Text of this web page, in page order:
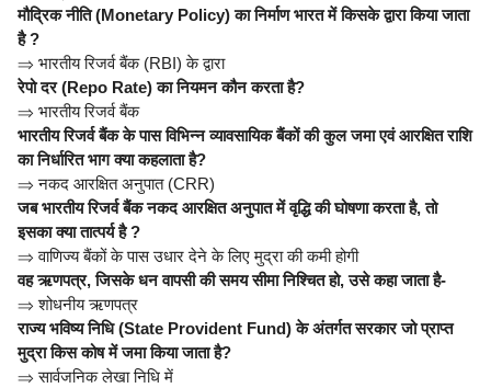
मौद्रिक नीति (Monetary Policy) का निर्माण भारत में किसके द्वारा किया जाता
है ?
⇒ भारतीय रिजर्व बैंक (RBI) के द्वारा
रेपो दर (Repo Rate) का नियमन कौन करता है?
⇒ भारतीय रिजर्व बैंक
भारतीय रिजर्व बैंक के पास विभिन्न व्यावसायिक बैंकों की कुल जमा एवं आरक्षित राशि
का निर्धारित भाग क्या कहलाता है?
⇒ नकद आरक्षित अनुपात (CRR)
जब भारतीय रिजर्व बैंक नकद आरक्षित अनुपात में वृद्धि की घोषणा करता है, तो
इसका क्या तात्पर्य है ?
⇒वाणिज्य बैंकों के पास उधार देने के लिए मुद्रा की कमी होगी
वह ऋणपत्र, जिसके धन वापसी की समय सीमा निश्चित हो, उसे कहा जाता है-
⇒शोधनीय ऋणपत्र
राज्य भविष्य निधि (State Provident Fund) के अंतर्गत सरकार जो प्राप्त
मुद्रा किस कोष में जमा किया जाता है?
⇒ सार्वजनिक लेखा निधि में